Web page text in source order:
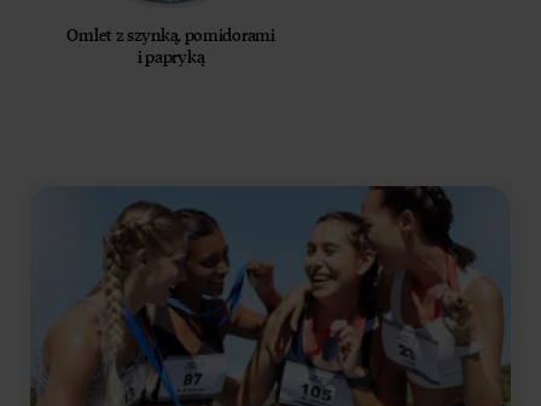
Omlet z szynką, pomidorami
i papryką